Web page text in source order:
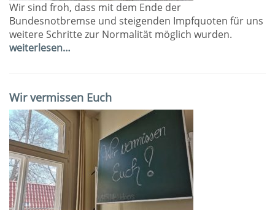
Wir sind froh, dass mit dem Ende der
Bundesnotbremse und steigenden Impfquoten für uns
weitere Schritte zur Normalität möglich wurden.
weiterlesen…
Wir vermissen Euch